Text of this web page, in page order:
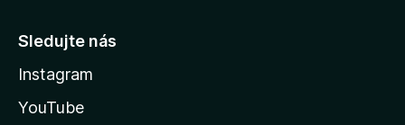
Sledujte nás
Instagram
YouTube